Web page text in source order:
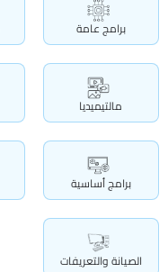
برامج عامة
مالتيميديا
برامج أساسية
الصيانة والتعريفات